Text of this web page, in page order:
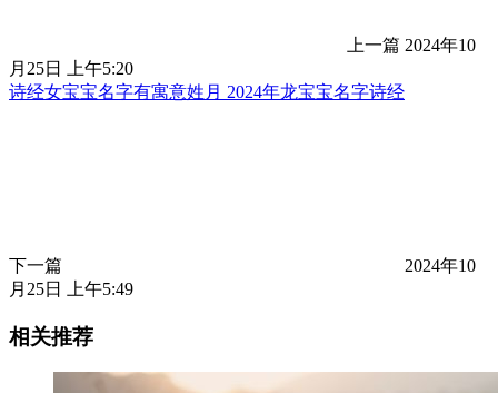
上一篇 2024年10
月25日 上午5:20
诗经女宝宝名字有寓意姓月 2024年龙宝宝名字诗经
下一篇
2024年10
月25日 上午5:49
相关推荐